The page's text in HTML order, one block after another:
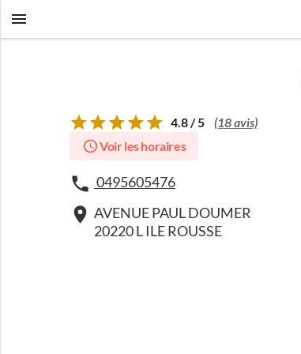
4.8 / 5 (18 avis)
Voir les horaires
0495605476
AVENUE PAUL DOUMER
20220 L ILE ROUSSE